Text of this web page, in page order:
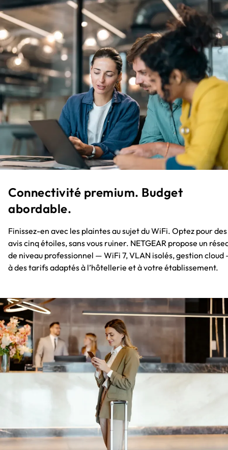
Connectivité premium. Budget
abordable.
Finissez-en avec les plaintes au sujet du WiFi. Optez pour des
avis cinq étoiles, sans vous ruiner. NETGEAR propose un
de niveau professionnel — WiFi 7, VLAN isolés, gestion cloud
à des tarifs adaptés à l’hôtellerie et à votre établissement.